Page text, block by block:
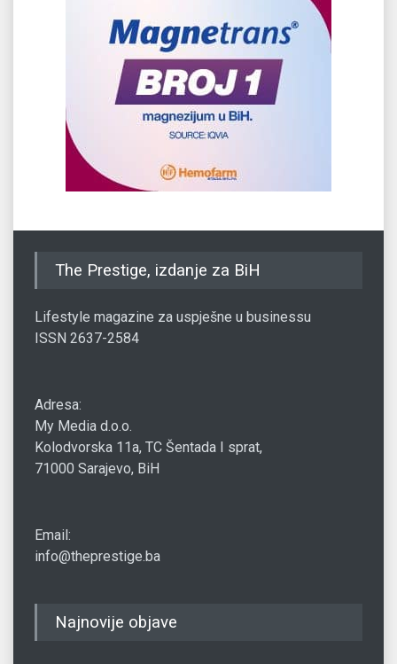
The Prestige, izdanje za BiH
Lifestyle magazine za uspješne u businessu
ISSN 2637-2584
Adresa:
My Media d.o.o.
Kolodvorska 11a, TC Šentada I sprat,
71000 Sarajevo, BiH
Email:
info@theprestige.ba
Najnovije objave